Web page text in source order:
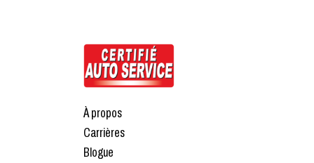
À propos
Carrières
Blogue